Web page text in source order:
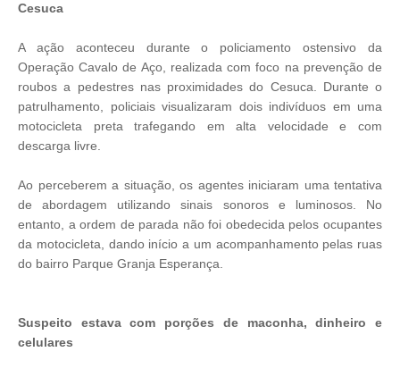
Cesuca
A ação aconteceu durante o policiamento ostensivo da
Operação Cavalo de Aço, realizada com foco na prevenção de
roubos a pedestres nas proximidades do Cesuca. Durante o
patrulhamento, policiais visualizaram dois indivíduos em uma
motocicleta preta trafegando em alta velocidade e com
descarga livre.
Ao perceberem a situação, os agentes iniciaram uma tentativa
de abordagem utilizando sinais sonoros e luminosos. No
entanto, a ordem de parada não foi obedecida pelos ocupantes
da motocicleta, dando início a um acompanhamento pelas ruas
do bairro Parque Granja Esperança.
Suspeito estava com porções de maconha, dinheiro e
celulares